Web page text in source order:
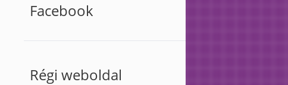
Facebook
Régi weboldal